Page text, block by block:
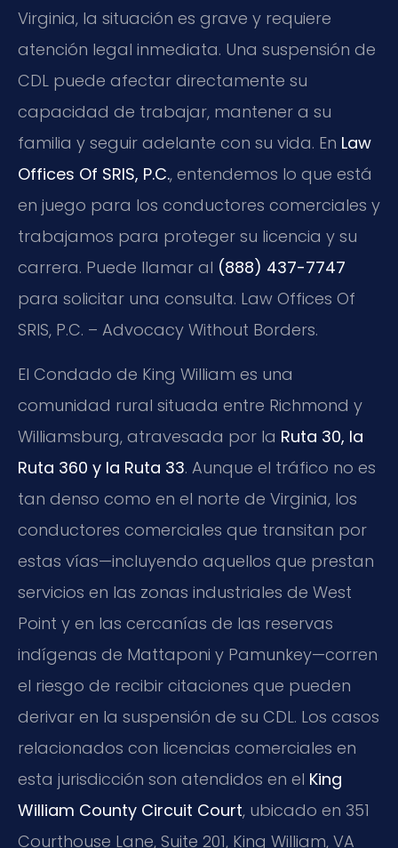
Virginia, la situación es grave y requiere
atención legal inmediata. Una suspensión de
CDL puede afectar directamente su
capacidad de trabajar, mantener a su
familia y seguir adelante con su vida. En Law
Offices Of SRIS, P.C., entendemos lo que está
en juego para los conductores comerciales y
trabajamos para proteger su licencia y su
carrera. Puede llamar al (888) 437-7747
para solicitar una consulta. Law Offices Of
SRIS, P.C. – Advocacy Without Borders.
El Condado de King William es una
comunidad rural situada entre Richmond y
Williamsburg, atravesada por la Ruta 30, la
Ruta 360 y la Ruta 33. Aunque el tráfico no es
tan denso como en el norte de Virginia, los
conductores comerciales que transitan por
estas vías—incluyendo aquellos que prestan
servicios en las zonas industriales de West
Point y en las cercanías de las reservas
indígenas de Mattaponi y Pamunkey—corren
el riesgo de recibir citaciones que pueden
derivar en la suspensión de su CDL. Los casos
relacionados con licencias comerciales en
esta jurisdicción son atendidos en el King
William County Circuit Court, ubicado en 351
Courthouse Lane, Suite 201, King William, VA